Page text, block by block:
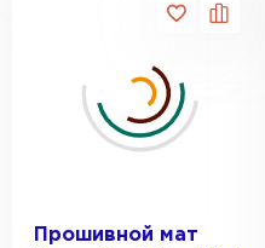
Прошивной мат